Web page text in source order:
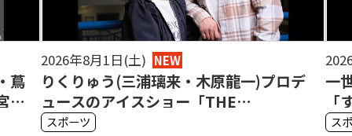
デ
2026年7月30日(木) NEW
一世一代の奇策で曙を倒した舞の海。
「すべては予想していた通り」【二宮清
純】
スポーツ
五
清
ス